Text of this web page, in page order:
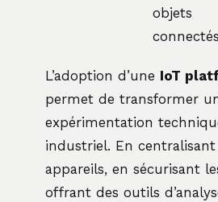
objets
L’adoption d’une IoT
permet de transformer
expérimentation
industriel. En
appareils, en sécurisant
offrant des outils